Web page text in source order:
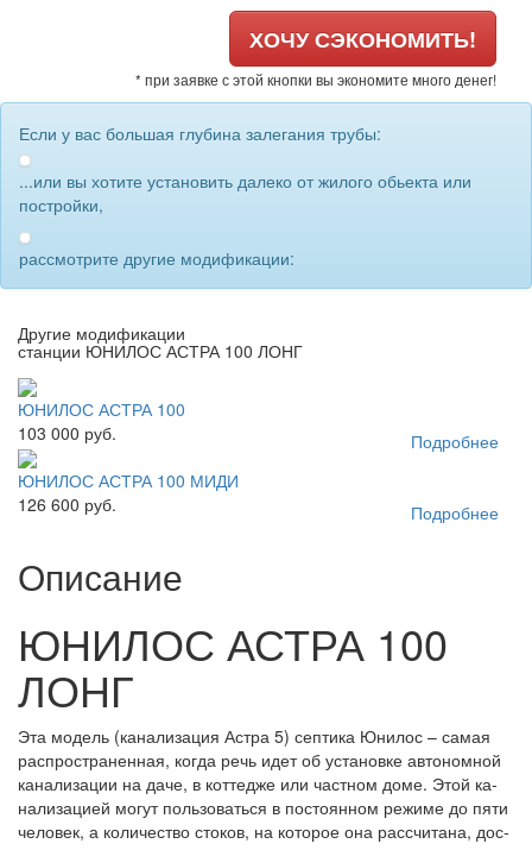
ХОЧУ СЭКОНОМИТЬ!
* при заявке с этой кнопки вы экономите много денег!
Если у вас большая глубина залегания трубы:
...или вы хотите установить далеко от жилого обьекта или
постройки,
рассмотрите другие модификации:
Другие модификации
станции ЮНИЛОС АСТРА 100 ЛОНГ
ЮНИЛОС АСТРА 100
Подробнее
103 000 руб.
ЮНИЛОС АСТРА 100 МИДИ
Подробнее
126 600 руб.
Описание
ЮНИЛОС АСТРА 100
ЛОНГ
Эта мо­дель (ка­на­ли­за­ция Ас­тра 5) сеп­ти­ка Юни­лос – са­мая
рас­прос­тра­нен­ная, ког­да речь идет об ус­та­нов­ке ав­то­ном­ной
ка­на­ли­за­ции на да­че, в кот­тед­же или час­тном до­ме. Этой ка­
на­ли­за­ци­ей мо­гут поль­зо­вать­ся в пос­то­ян­ном ре­жи­ме до пя­ти
че­ло­век, а ко­ли­чес­тво сто­ков, на ко­то­рое она рас­счи­та­на, дос­